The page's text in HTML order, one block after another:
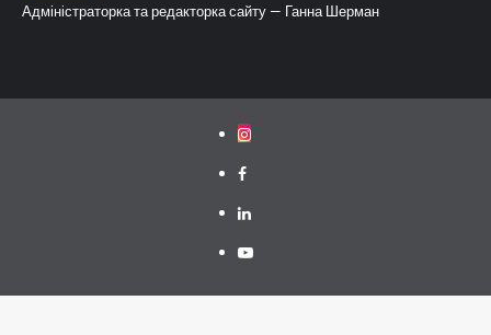
Адміністраторка та редакторка сайту — Ганна Шерман